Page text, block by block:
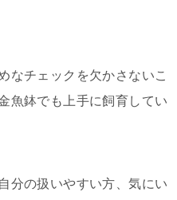
なチェックを欠かさないこ
魚鉢でも上手に飼育してい
分の扱いやすい方、気にい